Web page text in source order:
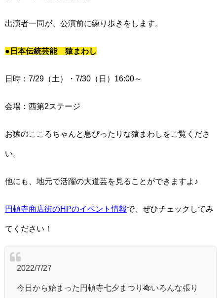
出演者一同が、公演前に練り歩きをします。
●日本伝統芸能 猿まわし
日時：7/29（土）・7/30（日）16:00～
会場：西第2ステージ
お猿のこころちゃんと息ぴったりな猿まわしをご覧くださ
い。
他にも、地元で活躍の大道芸を見ることができますよ♪
円頓寺商店街のHPのイベント情報で、ぜひチェックしてみ
てください！
2022/7/27
今日から始まった円頓寺七夕まつり🎋いろんな張り